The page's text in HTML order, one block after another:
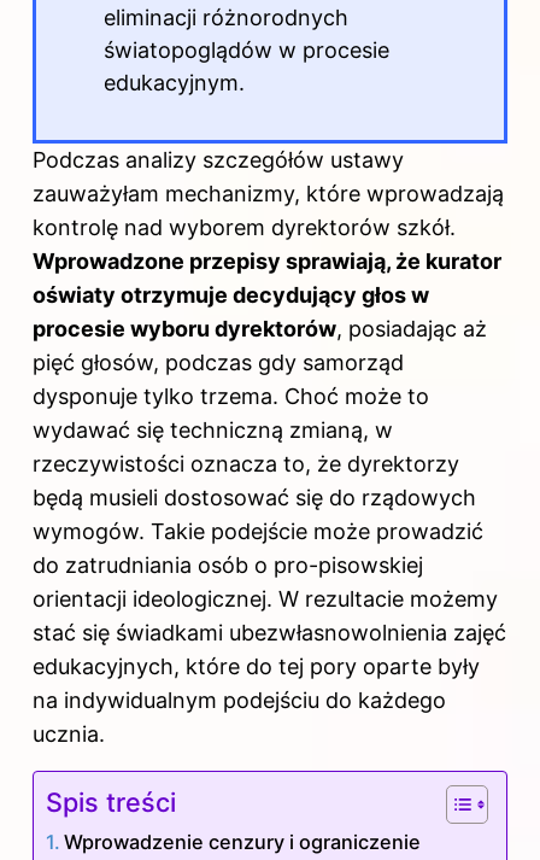
eliminacji różnorodnych
światopoglądów w procesie
edukacyjnym.
Podczas analizy szczegółów ustawy
zauważyłam mechanizmy, które wprowadzają
kontrolę nad wyborem dyrektorów szkół.
Wprowadzone przepisy sprawiają, że kurator
oświaty otrzymuje decydujący głos w
procesie wyboru dyrektorów, posiadając aż
pięć głosów, podczas gdy samorząd
dysponuje tylko trzema. Choć może to
wydawać się techniczną zmianą, w
rzeczywistości oznacza to, że dyrektorzy
będą musieli dostosować się do rządowych
wymogów. Takie podejście może prowadzić
do zatrudniania osób o pro-pisowskiej
orientacji ideologicznej. W rezultacie możemy
stać się świadkami ubezwłasnowolnienia zajęć
edukacyjnych, które do tej pory oparte były
na indywidualnym podejściu do każdego
ucznia.
Spis treści
Wprowadzenie cenzury i ograniczenie